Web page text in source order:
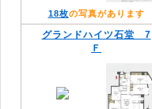
18枚の写真があります
グランドハイツ石堂 7
Ｆ